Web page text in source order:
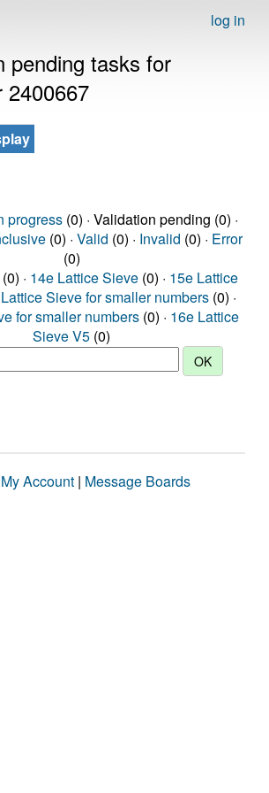
log in
pending tasks for
2400667
progress(0) · Validation pending (0) ·
(0) · Valid (0) · Invalid (0) · Error
(0)
· 14e Lattice Sieve (0) · 15e Lattice
Sieve for smaller numbers (0) ·
for smaller numbers (0) · 16e Lattice
Sieve V5 (0)
My Account | Message Boards